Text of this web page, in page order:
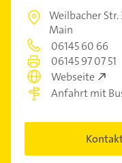
Weilbacher Str.
Main
06145 60 66
06145 97 07 51
Webseite
Anfahrt mit